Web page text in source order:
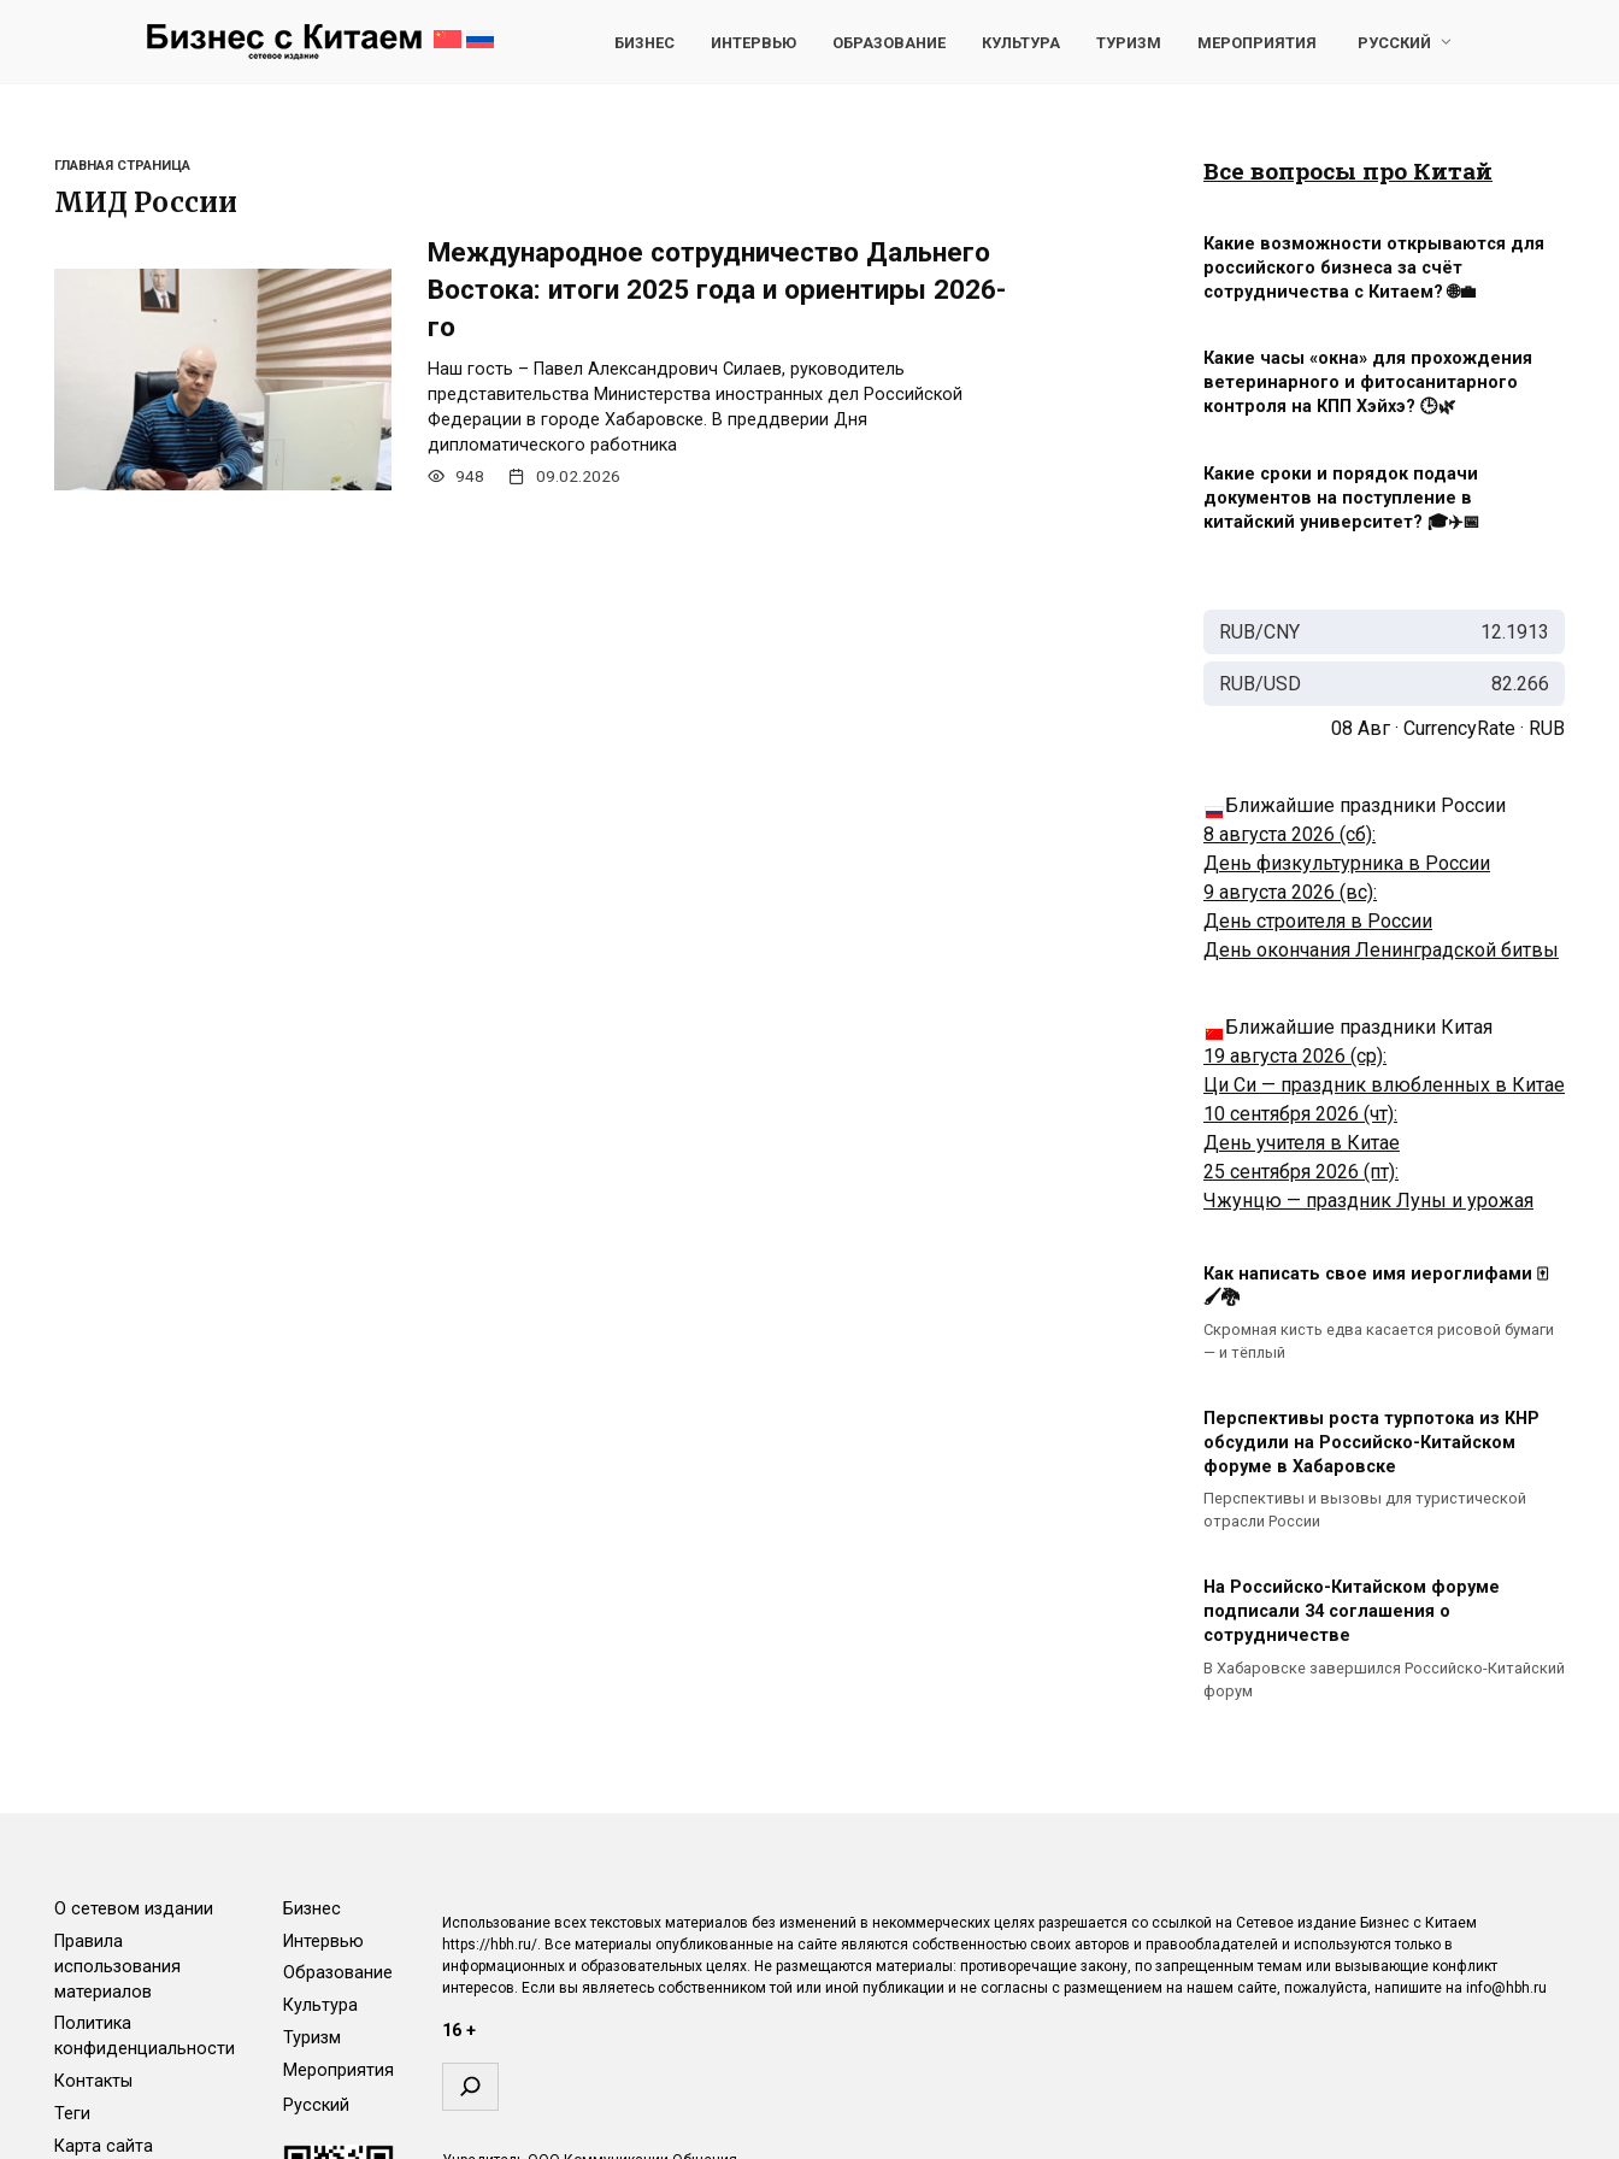
БИЗНЕС ИНТЕРВЬЮ ОБРАЗОВАНИЕ КУЛЬТУРА ТУРИЗМ МЕРОПРИЯТИЯ РУССКИЙ
ГЛАВНАЯ СТРАНИЦА
МИД России
Международное сотрудничество Дальнего
Востока: итоги 2025 года и ориентиры 2026-
го
Наш гость – Павел Александрович Силаев, руководитель
представительства Министерства иностранных дел Российской
Федерации в городе Хабаровске. В преддверии Дня
дипломатического работника
948 09.02.2026
Все вопросы про Китай
Какие возможности открываются для
российского бизнеса за счёт
сотрудничества с Китаем? 🌐💼
Какие часы «окна» для прохождения
ветеринарного и фитосанитарного
контроля на КПП Хэйхэ? 🕒🌿
Какие сроки и порядок подачи
документов на поступление в
китайский университет? 🎓✈️📅
RUB/CNY 12.1913
RUB/USD
82.266
08 Авг · CurrencyRate · RUB
Ближайшие праздники России
8 августа 2026 (сб):
День физкультурника в России
9 августа 2026 (вс):
День строителя в России
День окончания Ленинградской битвы
Ближайшие праздники Китая
19 августа 2026 (ср):
Ци Си — праздник влюбленных в Китае
10 сентября 2026 (чт):
День учителя в Китае
25 сентября 2026 (пт):
Чжунцю — праздник Луны и урожая
Как написать свое имя иероглифами 🀄
🖌️🐉
Скромная кисть едва касается рисовой бумаги
— и тёплый
Перспективы роста турпотока из КНР
обсудили на Российско-Китайском
форуме в Хабаровске
Перспективы и вызовы для туристической
отрасли России
На Российско-Китайском форуме
подписали 34 соглашения о
сотрудничестве
В Хабаровске завершился Российско-Китайский
форум
О сетевом издании
Правила
использования
материалов
Политика
конфиденциальности
Контакты
Теги
Карта сайта
Бизнес
Интервью
Образование
Культура
Туризм
Мероприятия
Русский
Использование всех текстовых материалов без изменений в некоммерческих целях разрешается со ссылкой на Сетевое издание Бизнес с Китаем
https://hbh.ru/. Все материалы опубликованные на сайте являются собственностью своих авторов и правообладателей и используются только в
информационных и образовательных целях. Не размещаются материалы: противоречащие закону, по запрещенным темам или вызывающие конфликт
интересов. Если вы являетесь собственником той или иной публикации и не согласны с размещением на нашем сайте, пожалуйста, напишите на info@hbh.ru
16 +
Поиск